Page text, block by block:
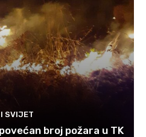
SVIJET
broj požara u TK